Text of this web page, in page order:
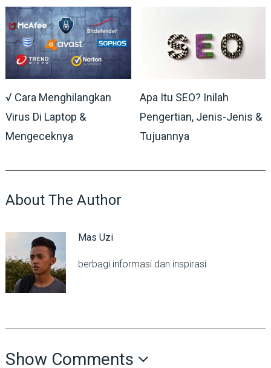
√ Cara Menghilangkan
Virus Di Laptop &
Mengeceknya
Apa Itu SEO? Inilah
Pengertian, Jenis-Jenis &
Tujuannya
About The Author
Mas Uzi
berbagi informasi dan inspirasi
Show Comments